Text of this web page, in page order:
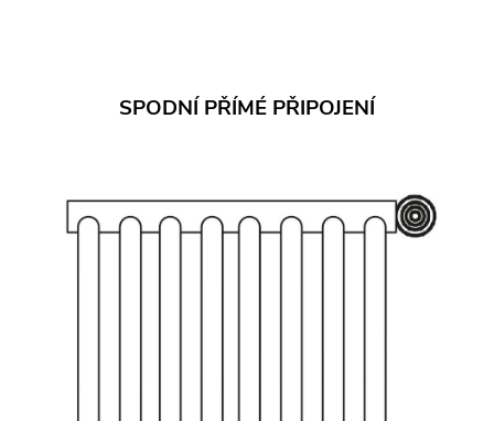
SPODNÍ PŘÍMÉ PŘIPOJENÍ